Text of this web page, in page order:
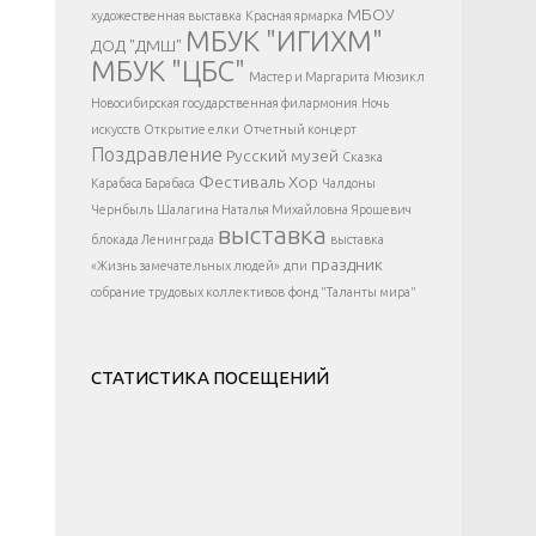
</div >
художественная выставка Красная ярмарка МБОУ
ДОД "ДМШ" МБУК "ИГИХМ"
МБУК "ЦБС" Мастер и Маргарита Мюзикл
Новосибирская государственная филармония Ночь
искусств Открытие елки Отчетный концерт
Поздравление Русский музей Сказка
Карабаса Барабаса ФестивальХор Чалдоны
Чернбыль Шалагина Наталья Михайловна Ярошевич
блокада Ленинграда выставка выставка
«Жизнь замечательных людей» дпи праздник
собрание трудовых коллективов фонд "Таланты мира"
СТАТИСТИКА ПОСЕЩЕНИЙ